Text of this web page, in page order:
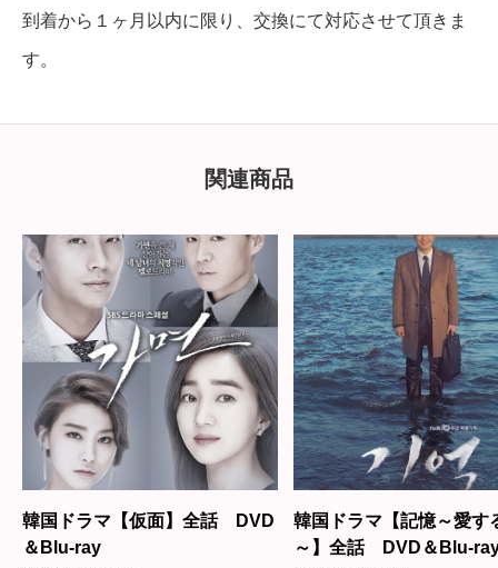
到着から１ヶ月以内に限り、交換にて対応させて頂きま
す。
関連商品
韓国ドラマ【仮面】全話 DVD
＆Blu-ray
韓国ドラマ【記憶～愛す
～】全話 DVD＆Blu-